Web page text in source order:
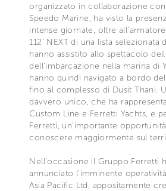
organizzato in collaborazione
Speedo Marine, ha visto la
intense giornate, oltre
112’ NEXT di una lista selezionata
hanno assistito allo spettacolo
dell’imbarcazione nella marina di
hanno quindi navigato a bordo
fino al complesso di Dusit Thani.
davvero unico, che ha
Custom Line e Ferretti Yachts, e
Ferretti, un’importante
conoscere maggiormente sul
Nell’occasione il Gruppo Ferretti
annunciato l’imminente
Asia Pacific Ltd, appositamente